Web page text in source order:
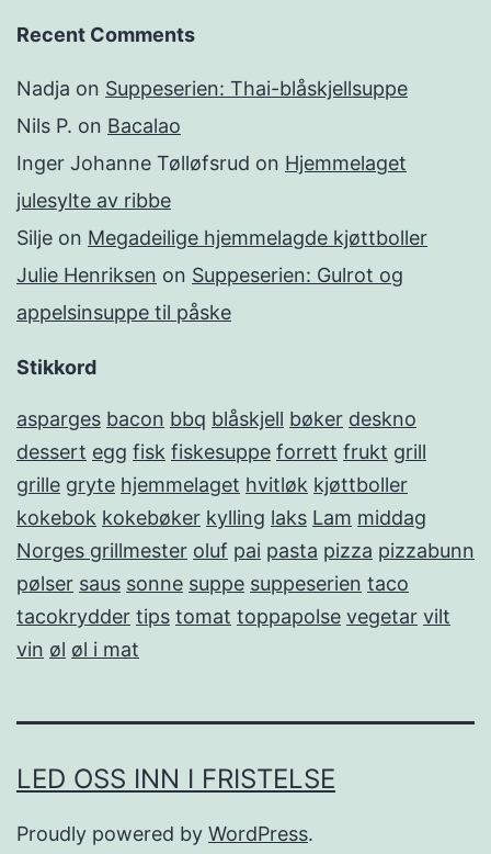
Recent Comments
Nadja on Suppeserien: Thai-blåskjellsuppe
Nils P. on Bacalao
Inger Johanne Tølløfsrud on Hjemmelaget
julesylte av ribbe
Silje on Megadeilige hjemmelagde kjøttboller
Julie Henriksen on Suppeserien: Gulrot og
appelsinsuppe til påske
Stikkord
asparges bacon bbq blåskjell bøker deskno
dessert egg fisk fiskesuppe forrett frukt grill
grille gryte hjemmelaget hvitløk kjøttboller
kokebok kokebøker kylling laks Lam middag
Norges grillmester oluf pai pasta pizza pizzabunn
pølser saus sonne suppe suppeserien taco
tacokrydder tips tomat toppapolse vegetar vilt
vin øl øl i mat
LED OSS INN I FRISTELSE
Proudly powered by WordPress.